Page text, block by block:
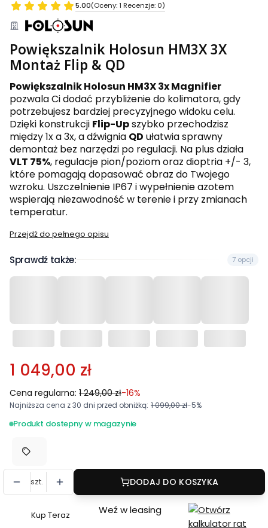
5.00(Oceny: 1 Recenzje: 0)
Powiększalnik Holosun HM3X 3X
Montaż Flip & QD
Powiększalnik Holosun HM3X 3x Magnifier
pozwala Ci dodać przybliżenie do kolimatora, gdy
potrzebujesz bardziej precyzyjnego widoku celu.
Dzięki konstrukcji Flip-Upszybko przechodzisz
między 1x a 3x, a dźwignia QD ułatwia sprawny
demontaż bez narzędzi po regulacji. Na plus działa
VLT 75%, regulacje pion/poziom oraz dioptria +/- 3,
które pomagają dopasować obraz do Twojego
wzroku. Uszczelnienie IP67 i wypełnienie azotem
wspierają niezawodność w terenie i przy zmianach
temperatur.
Przejdź do pełnego opisu
Sprawdź także: 7 opcji
1 049,00 zł
Cena regularna: 1 249,00 zł-16%
Najniższa cena z 30 dni przed obniżką: 1 099,00 zł-5%
Produkt dostepny w magazynie
szt. DODAJ DO KOSZYKA
Szybki
Kup Teraz Weź w leasing